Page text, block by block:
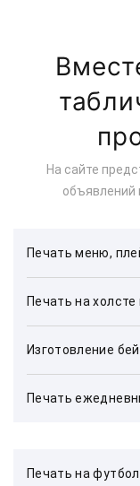
На сайте
объявлений
Печать меню,
Печать на холсте
Изготовление
Печать
Печать на